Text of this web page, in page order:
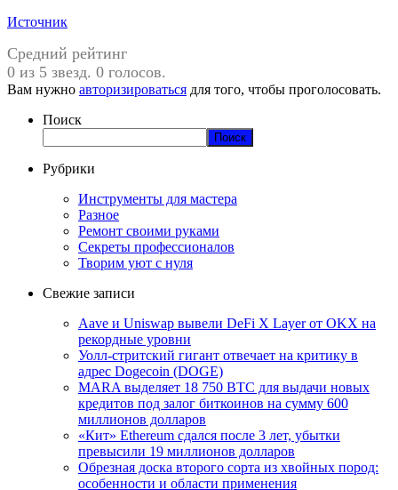
Источник
Средний рейтинг
0 из 5 звезд. 0 голосов.
Вам нужно авторизироваться для того, чтобы проголосовать.
Поиск
Поиск
Рубрики
Инструменты для мастера
Разное
Ремонт своими руками
Секреты профессионалов
Творим уют с нуля
Свежие записи
Aave и Uniswap вывели DeFi X Layer от OKX на
рекордные уровни
Уолл-стритский гигант отвечает на критику в
адрес Dogecoin (DOGE)
MARA выделяет 18 750 BTC для выдачи новых
кредитов под залог биткоинов на сумму 600
миллионов долларов
«Кит» Ethereum сдался после 3 лет, убытки
превысили 19 миллионов долларов
Обрезная доска второго сорта из хвойных пород:
особенности и области применения